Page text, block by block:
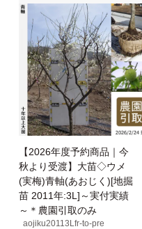
【2026年度予約商品｜今
秋より受渡】大苗◇ウメ
(実梅)青軸(あおじく)[地掘
苗 2011年:3L]～実付実績
～＊農園引取のみ
aojiku20113Lfr-to-pre